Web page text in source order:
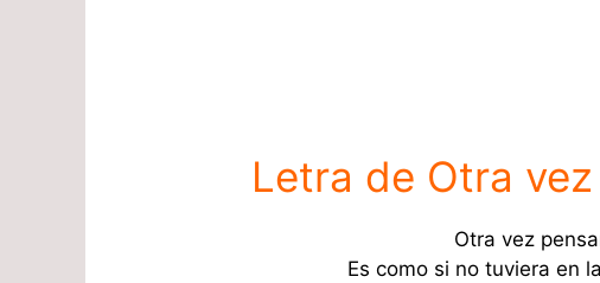
Letra de Otra
Otra vez
Es como si no tuviera en